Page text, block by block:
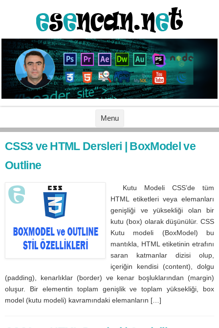
Menu
CSS3 ve HTML Dersleri | BoxModel ve
Outline
Kutu Modeli CSS’de tüm
HTML etiketleri veya elemanları
genişliği ve yüksekliği olan bir
kutu (box) olarak düşünülür. CSS
Kutu modeli (BoxModel) bu
mantıkla, HTML etiketinin etrafını
saran katmanlar dizisi olup,
içeriğin kendisi (content), dolgu
(padding), kenarlıklar (border) ve kenar boşluklarından (margin)
oluşur. Bir elementin toplam genişlik ve toplam yüksekliği, box
model (kutu modeli) kavramındaki elemanların […]